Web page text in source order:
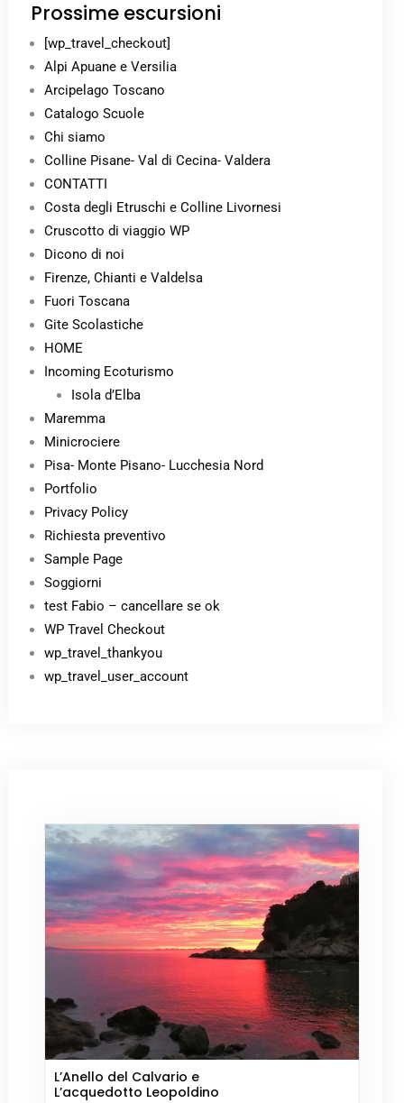
Prossime escursioni
[wp_travel_checkout]
Alpi Apuane e Versilia
Arcipelago Toscano
Catalogo Scuole
Chi siamo
Colline Pisane- Val di Cecina- Valdera
CONTATTI
Costa degli Etruschi e Colline Livornesi
Cruscotto di viaggio WP
Dicono di noi
Firenze, Chianti e Valdelsa
Fuori Toscana
Gite Scolastiche
HOME
Incoming Ecoturismo
Isola d’Elba
Maremma
Minicrociere
Pisa- Monte Pisano- Lucchesia Nord
Portfolio
Privacy Policy
Richiesta preventivo
Sample Page
Soggiorni
test Fabio – cancellare se ok
WP Travel Checkout
wp_travel_thankyou
wp_travel_user_account
L’Anello del Calvario e
L’acquedotto Leopoldino